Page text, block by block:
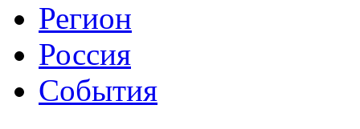
Регион
Россия
События